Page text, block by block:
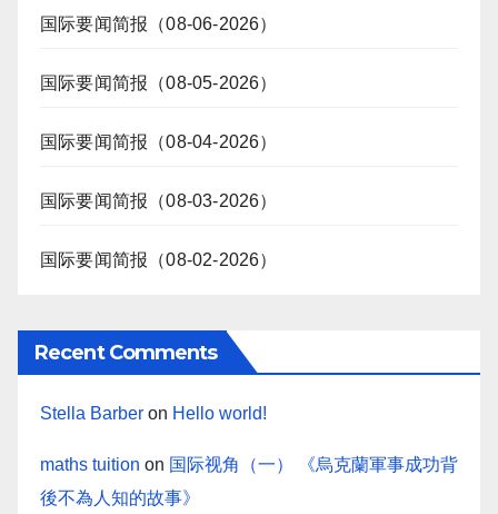
国际要闻简报（08-06-2026）
国际要闻简报（08-05-2026）
国际要闻简报（08-04-2026）
国际要闻简报（08-03-2026）
国际要闻简报（08-02-2026）
Recent Comments
Stella Barber on Hello world!
maths tuition on 国际视角（一） 《烏克蘭軍事成功背
後不為人知的故事》